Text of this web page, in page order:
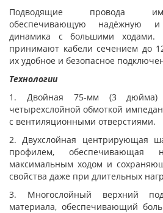
Подводящие провода
обеспечивающую надёжную и
динамика с большими ходами.
принимают кабели сечением до
их удобное и безопасное
Технологии
1. Двойная 75-мм (3 дюйма)
четырехслойной обмоткой
с вентиляционными отверстиями.
2. Двухслойная центрирующая
профилем, обеспечивающая
максимальным ходом и
свойства даже при длительных
3. Многослойный верхний
материала, обеспечивающий